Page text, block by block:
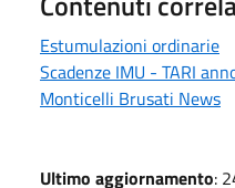
Estumulazioni ordinarie
Scadenze IMU - TARI
Monticelli Brusati News
Ultimo aggiornamento: